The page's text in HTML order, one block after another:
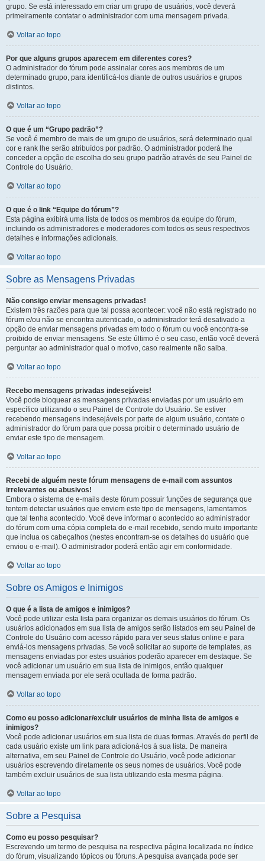
grupo. Se está interessado em criar um grupo de usuários, você deverá
primeiramente contatar o administrador com uma mensagem privada.
Voltar ao topo
Por que alguns grupos aparecem em diferentes cores?
O administrador do fórum pode assinalar cores aos membros de um
determinado grupo, para identificá-los diante de outros usuários e grupos
distintos.
Voltar ao topo
O que é um “Grupo padrão”?
Se você é membro de mais de um grupo de usuários, será determinado qual
cor e rank lhe serão atribuídos por padrão. O administrador poderá lhe
conceder a opção de escolha do seu grupo padrão através de seu Painel de
Controle do Usuário.
Voltar ao topo
O que é o link “Equipe do fórum”?
Esta página exibirá uma lista de todos os membros da equipe do fórum,
incluindo os administradores e moderadores com todos os seus respectivos
detalhes e informações adicionais.
Voltar ao topo
Sobre as Mensagens Privadas
Não consigo enviar mensagens privadas!
Existem três razões para que tal possa acontecer: você não está registrado no
fórum e/ou não se encontra autenticado, o administrador terá desativado a
opção de enviar mensagens privadas em todo o fórum ou você encontra-se
proibido de enviar mensagens. Se este último é o seu caso, então você deverá
perguntar ao administrador qual o motivo, caso realmente não saiba.
Voltar ao topo
Recebo mensagens privadas indesejáveis!
Você pode bloquear as mensagens privadas enviadas por um usuário em
específico utilizando o seu Painel de Controle do Usuário. Se estiver
recebendo mensagens indesejáveis por parte de algum usuário, contate o
administrador do fórum para que possa proibir o determinado usuário de
enviar este tipo de mensagem.
Voltar ao topo
Recebi de alguém neste fórum mensagens de e-mail com assuntos
irrelevantes ou abusivos!
Embora o sistema de e-mails deste fórum possuir funções de segurança que
tentem detectar usuários que enviem este tipo de mensagens, lamentamos
que tal tenha acontecido. Você deve informar o acontecido ao administrador
do fórum com uma cópia completa do e-mail recebido, sendo muito importante
que inclua os cabeçalhos (nestes encontram-se os detalhes do usuário que
enviou o e-mail). O administrador poderá então agir em conformidade.
Voltar ao topo
Sobre os Amigos e Inimigos
O que é a lista de amigos e inimigos?
Você pode utilizar esta lista para organizar os demais usuários do fórum. Os
usuários adicionados em sua lista de amigos serão listados em seu Painel de
Controle do Usuário com acesso rápido para ver seus status online e para
enviá-los mensagens privadas. Se você solicitar ao suporte de templates, as
mensagens enviadas por estes usuários poderão aparecer em destaque. Se
você adicionar um usuário em sua lista de inimigos, então qualquer
mensagem enviada por ele será ocultada de forma padrão.
Voltar ao topo
Como eu posso adicionar/excluir usuários de minha lista de amigos e
inimigos?
Você pode adicionar usuários em sua lista de duas formas. Através do perfil de
cada usuário existe um link para adicioná-los à sua lista. De maneira
alternativa, em seu Painel de Controle do Usuário, você pode adicionar
usuários escrevendo diretamente os seus nomes de usuários. Você pode
também excluir usuários de sua lista utilizando esta mesma página.
Voltar ao topo
Sobre a Pesquisa
Como eu posso pesquisar?
Escrevendo um termo de pesquisa na respectiva página localizada no índice
do fórum, visualizando tópicos ou fóruns. A pesquisa avançada pode ser